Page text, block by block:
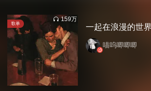
歌单
159万
一起在浪漫的世
喵呜唧唧唧